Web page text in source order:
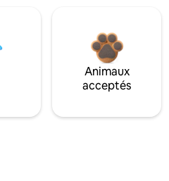
Animaux
acceptés